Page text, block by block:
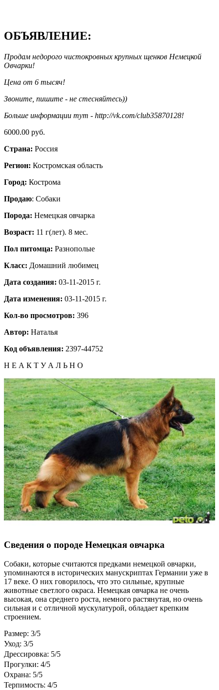
ОБЪЯВЛЕНИЕ:
Продам недорого чистокровных крупных щенков Немецкой
Овчарки!
Цена от 6 тысяч!
Звоните, пишите - не стесняйтесь))
Больше информации тут - http://vk.com/club35870128!
6000.00 руб.
Страна: Россия
Регион: Костромская область
Город: Кострома
Продаю: Собаки
Порода: Немецкая овчарка
Возраст: 11 г(лет). 8 мес.
Пол питомца: Разнополые
Класс: Домашний любимец
Дата создания: 03-11-2015 г.
Дата изменения: 03-11-2015 г.
Кол-во просмотров: 396
Автор: Наталья
Код объявления: 2397-44752
Н Е А К Т У А Л Ь Н О
Сведения о породе Немецкая овчарка
Собаки, которые считаются предками немецкой овчарки,
упоминаются в исторических манускриптах Германии уже в
17 веке. О них говорилось, что это сильные, крупные
животные светлого окраса. Немецкая овчарка не очень
высокая, она среднего роста, немного растянутая, но очень
сильная и с отличной мускулатурой, обладает крепким
строением.
Размер: 3/5
Уход: 3/5
Дрессировка: 5/5
Прогулки: 4/5
Охрана: 5/5
Терпимость: 4/5